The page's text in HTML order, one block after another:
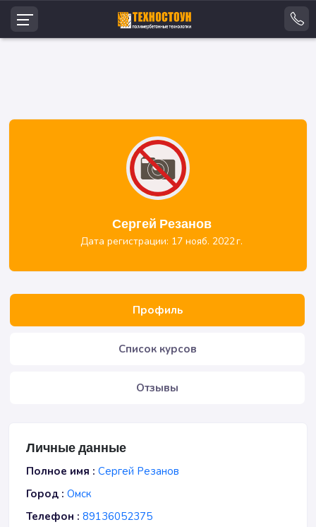
Сергей Резанов
Дата регистрации: 17 нояб. 2022 г.
Профиль
Список курсов
Отзывы
Личные данные
Полное имя : Сергей Резанов
Город : Омск
Телефон : 89136052375